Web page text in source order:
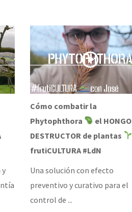
Cómo combatir la
Phytophthora
el HONGO
DESTRUCTOR de plantas
frutiCULTURA #LdN
Una solución con efecto
preventivo y curativo para el
control de ...